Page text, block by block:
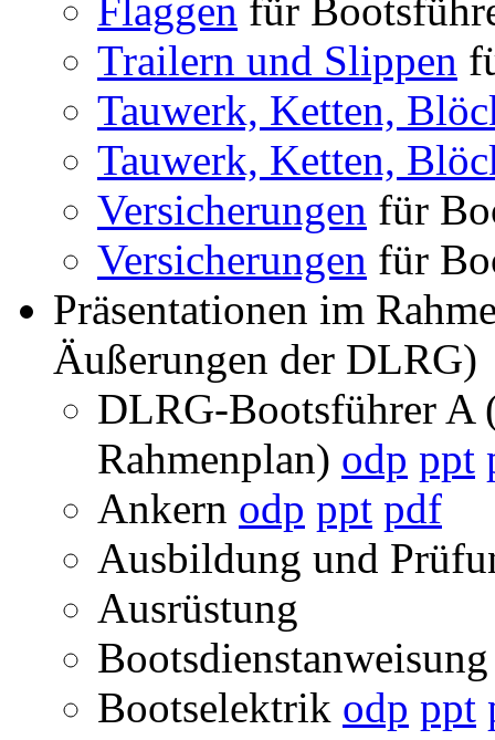
Flaggen für
Trailern und Slippen
Tauwerk, Ketten,
Tauwerk, Ketten,
Versicherungen für
Versicherungen für
Präsentationen im
Äußerungen der DLRG)
DLRG-Bootsführer A
Rahmenplan) odp ppt
Ankern odp ppt pdf
Ausbildung und
Ausrüstung
Bootselektrik odp ppt